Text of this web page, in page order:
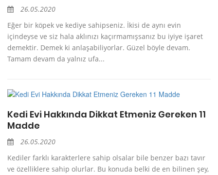
26.05.2020
Eğer bir köpek ve kediye sahipseniz. İkisi de aynı evin
içindeyse ve siz hala aklınızı kaçırmamışsanız bu iyiye işaret
demektir. Demek ki anlaşabiliyorlar. Güzel böyle devam.
Tamam devam da yalnız ufa...
Kedi Evi Hakkında Dikkat Etmeniz Gereken 11
Madde
26.05.2020
Kediler farklı karakterlere sahip olsalar bile benzer bazı tavır
ve özelliklere sahip olurlar. Bu konuda belki de en bilinen şey,